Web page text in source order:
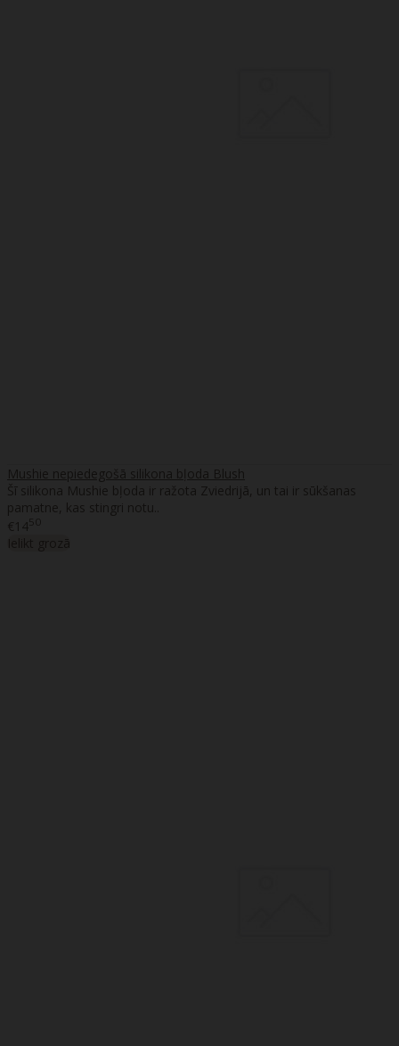
Mushie nepiedegošā silikona bļoda Blush
Šī silikona Mushie bļoda ir ražota Zviedrijā, un tai ir sūkšanas
pamatne, kas stingri notu..
€1450
Ielikt grozā